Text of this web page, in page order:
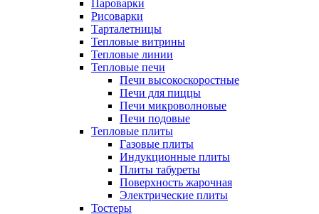
Пароварки
Рисоварки
Тарталетницы
Тепловые витрины
Тепловые линии
Тепловые печи
Печи высокоскоростные
Печи для пиццы
Печи микроволновые
Печи подовые
Тепловые плиты
Газовые плиты
Индукционные плиты
Плиты табуреты
Поверхность жарочная
Электрические плиты
Тостеры